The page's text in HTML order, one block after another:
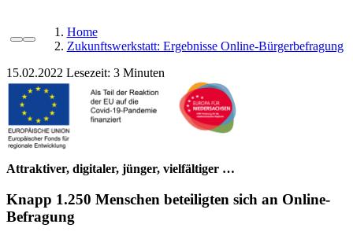
Home
Zukunftswerkstatt: Ergebnisse Online-Bürgerbefragung
15.02.2022 Lesezeit:
Attraktiver, digitaler, jünger, vielfältiger …
Knapp 1.250 Menschen beteiligten sich an Online-
Befragung